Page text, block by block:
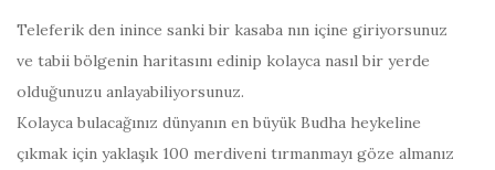
Teleferik den inince sanki bir kasaba nın içine giriyorsunuz
ve tabii bölgenin haritasını edinip kolayca nasıl bir yerde
olduğunuzu anlayabiliyorsunuz.
Kolayca bulacağınız dünyanın en büyük Budha heykeline
çıkmak için yaklaşık 100 merdiveni tırmanmayı göze almanız